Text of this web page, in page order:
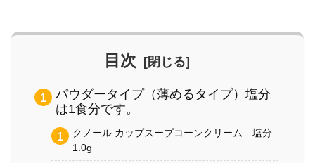
目次
パウダータイプ（薄めるタイプ）塩分
は1食分です。
クノール カップスープコーンクリーム 塩分
1.0g